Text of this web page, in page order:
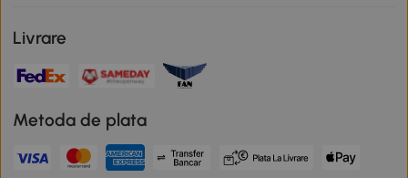
Livrare
Metoda de plata